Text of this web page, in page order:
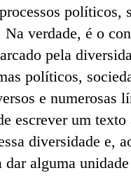
políticos,
verdade, é o
pela
políticos,
e numerosas
escrever um texto
diversidade e,
alguma